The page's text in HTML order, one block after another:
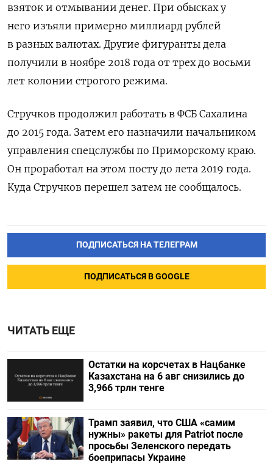
взяток и отмывании денег. При обысках у
него изъяли примерно миллиард рублей
в разных валютах. Другие фигуранты дела
получили в ноябре 2018 года от трех до восьми
лет колонии строгого режима.
Стручков продолжил работать в ФСБ Сахалина
до 2015 года. Затем его назначили начальником
управления спецслужбы по Приморскому краю.
Он проработал на этом посту до лета 2019 года.
Куда Стручков перешел затем не сообщалось.
ПОДПИСАТЬСЯ НА ТЕЛЕГРАМ
ПОДПИСАТЬСЯ В GOOGLE
ЧИТАТЬ ЕЩЕ
Остатки на корсчетах в Нацбанке
Казахстана на 6 авг снизились до
3,966 трлн тенге
Трамп заявил, что США «самим
нужны» ракеты для Patriot после
просьбы Зеленского передать
боеприпасы Украине